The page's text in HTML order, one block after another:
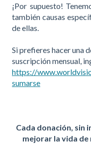
¡Por supuesto!
también causas
de ellas.
Si prefieres hacer una
suscripción mensual,
https://
sumarse
Cada donación, sin
mejorar la vida de